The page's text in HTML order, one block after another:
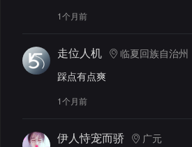
1个月前
走位人机
临夏回族自治州
踩点有点爽
1个月前
伊人恃宠而骄
广元